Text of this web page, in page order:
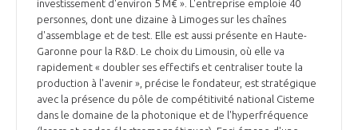
investissement d'environ 5 M€ ». L'entreprise emploie 40
personnes, dont une dizaine à Limoges sur les chaînes
d'assemblage et de test. Elle est aussi présente en Haute-
Garonne pour la R&D. Le choix du Limousin, où elle va
rapidement « doubler ses effectifs et centraliser toute la
production à l'avenir », précise le fondateur, est stratégique
avec la présence du pôle de compétitivité national Cisteme
dans le domaine de la photonique et de l'hyperfréquence